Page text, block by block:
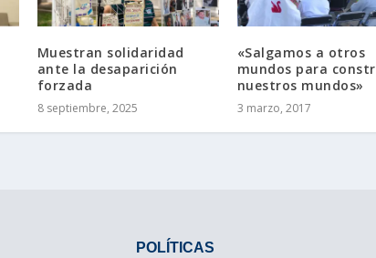
Muestran solidaridad
ante la desaparición
forzada
8 septiembre, 2025
«Salgamos a otros
mundos para
nuestros mundos»
3 marzo, 2017
POLÍTICAS